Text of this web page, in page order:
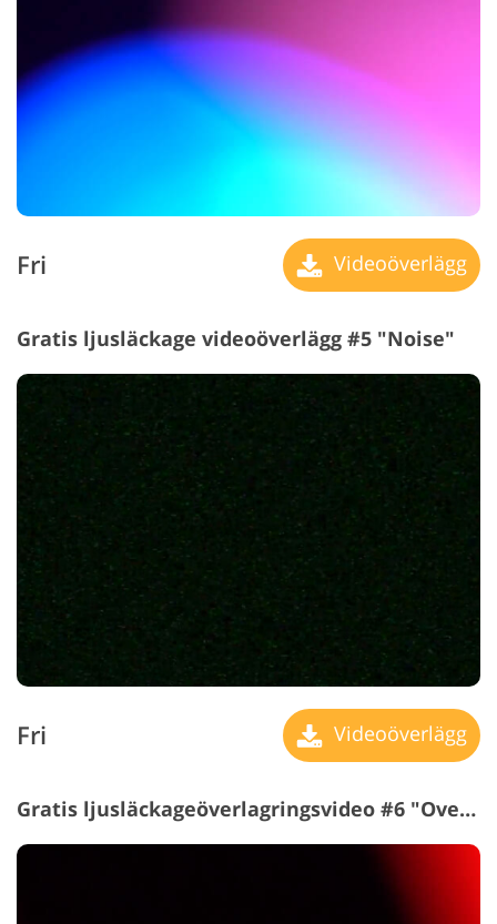
Fri Videoöverlägg
Gratis ljusläckage videoöverlägg #5 "Noise"
Fri Videoöverlägg
Gratis ljusläckageöverlagringsvideo #6 "Overexposure"